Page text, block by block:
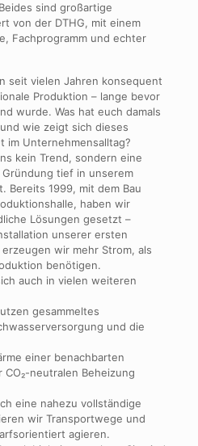
sind großartige
von der DTHG, mit einem
Fachprogramm und echter
seit vielen Jahren konsequent
Produktion – lange bevor
wurde. Was hat euch damals
wie zeigt sich dieses
im Unternehmensalltag?
kein Trend, sondern eine
tief in unserem
Bereits 1999, mit dem Bau
haben wir
Lösungen gesetzt –
unserer ersten
wir mehr Strom, als
benötigen.
auch in vielen weiteren
gesammeltes
und die
einer benachbarten
neutralen Beheizung
eine nahezu vollständige
wir Transportwege und
agieren.